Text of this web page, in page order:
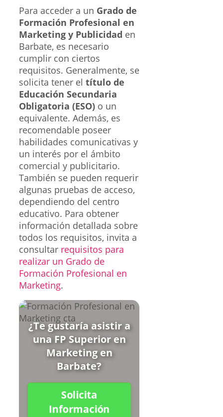
Para acceder a un Grado de
Formación Profesional en
Marketing y Publicidad en
Barbate, es necesario
cumplir con ciertos
requisitos. Generalmente, se
solicita tener el título de
Educación Secundaria
Obligatoria (ESO) o un
equivalente. Además, es
recomendable poseer
habilidades comunicativas y
un interés por el ámbito
comercial y publicitario.
También se pueden requerir
algunas pruebas de acceso,
dependiendo del centro
educativo. Para obtener
información detallada sobre
todos los requisitos, invita a
consultar requisitos para
realizar un Grado de
Formación Profesional en
Marketing.
¿Te gustaría asistir a
una FP Superior en
Marketing en
Barbate?
Solicita
Información